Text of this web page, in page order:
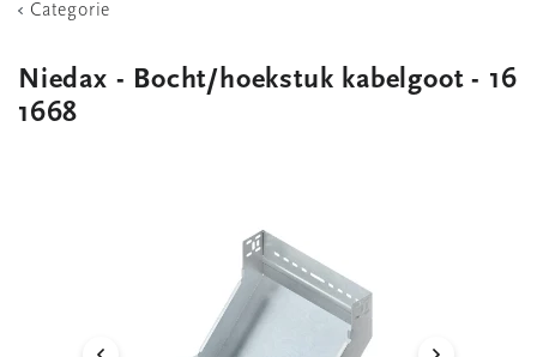
Categorie
Niedax - Bocht/hoekstuk kabelgoot - 16
1668